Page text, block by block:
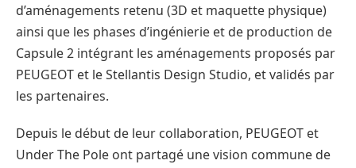
d’aménagements retenu (3D et maquette physique)
ainsi que les phases d’ingénierie et de production de
Capsule 2 intégrant les aménagements proposés par
PEUGEOT et le Stellantis Design Studio, et validés par
les partenaires.
Depuis le début de leur collaboration, PEUGEOT et
Under The Pole ont partagé une vision commune de